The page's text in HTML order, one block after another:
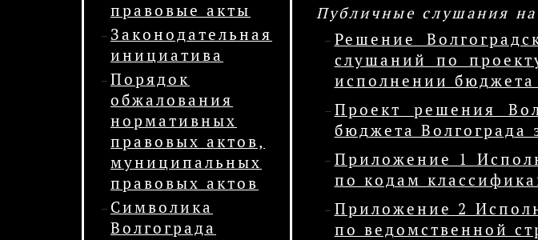
правовые акты
Законодательная
инициатива
Порядок
обжалования
нормативных
правовых актов,
муниципальных
правовых актов
Символика
Волгограда
Публичные слушания
Решение
слушаний по
исполнении бюджета
Проект решения
бюджета Волгограда
Приложение 1
по кодам
Приложение 2
по ведомственной